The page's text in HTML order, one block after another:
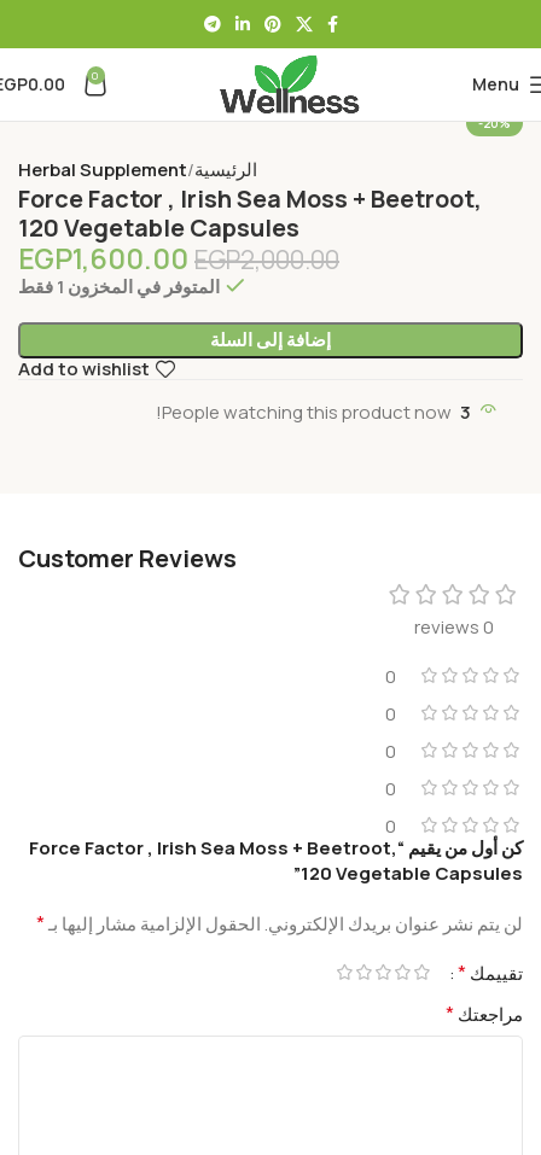
Menu
0
0.00
-20%
الرئيسية Herbal Supplement
Force Factor , Irish Sea Moss + Beetroot,
120 Vegetable Capsules
EGP2,000.00
EGP1,600.00
المتوفر في المخزون 1 فقط
إضافة إلى السلة
Add to wishlist
3
People watching this product now!
Customer Reviews
0 reviews
0
0
0
0
0
كن أول من يقيم “Force Factor , Irish Sea Moss + Beetroot,
120 Vegetable Capsules”
لن يتم نشر عنوان بريدك الإلكتروني.الحقول الإلزامية مشار إليها بـ*
تقييمك*
مراجعتك*